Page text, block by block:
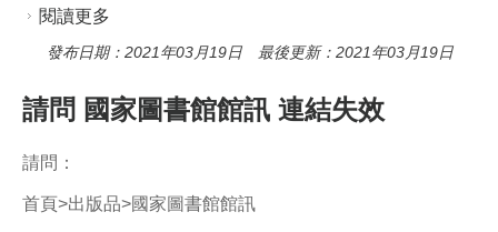
閱讀更多
發布日期：2021年03月19日 最後更新：2021年03月19日
請問 國家圖書館館訊 連結失效
請問：
首頁>出版品>國家圖書館館訊